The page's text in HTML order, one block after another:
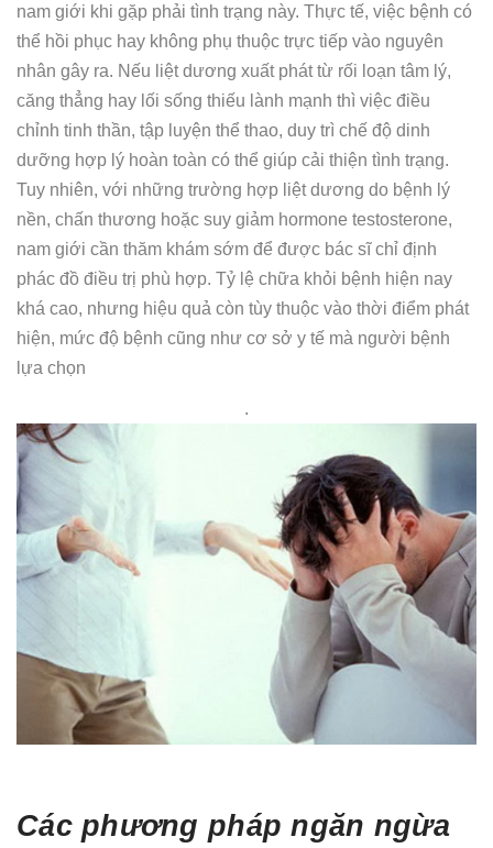
nam giới khi gặp phải tình trạng này. Thực tế, việc bệnh có
thể hồi phục hay không phụ thuộc trực tiếp vào nguyên
nhân gây ra. Nếu liệt dương xuất phát từ rối loạn tâm lý,
căng thẳng hay lối sống thiếu lành mạnh thì việc điều
chỉnh tinh thần, tập luyện thể thao, duy trì chế độ dinh
dưỡng hợp lý hoàn toàn có thể giúp cải thiện tình trạng.
Tuy nhiên, với những trường hợp liệt dương do bệnh lý
nền, chấn thương hoặc suy giảm hormone testosterone,
nam giới cần thăm khám sớm để được bác sĩ chỉ định
phác đồ điều trị phù hợp. Tỷ lệ chữa khỏi bệnh hiện nay
khá cao, nhưng hiệu quả còn tùy thuộc vào thời điểm phát
hiện, mức độ bệnh cũng như cơ sở y tế mà người bệnh
lựa chọn
.
Các phương pháp ngăn ngừa